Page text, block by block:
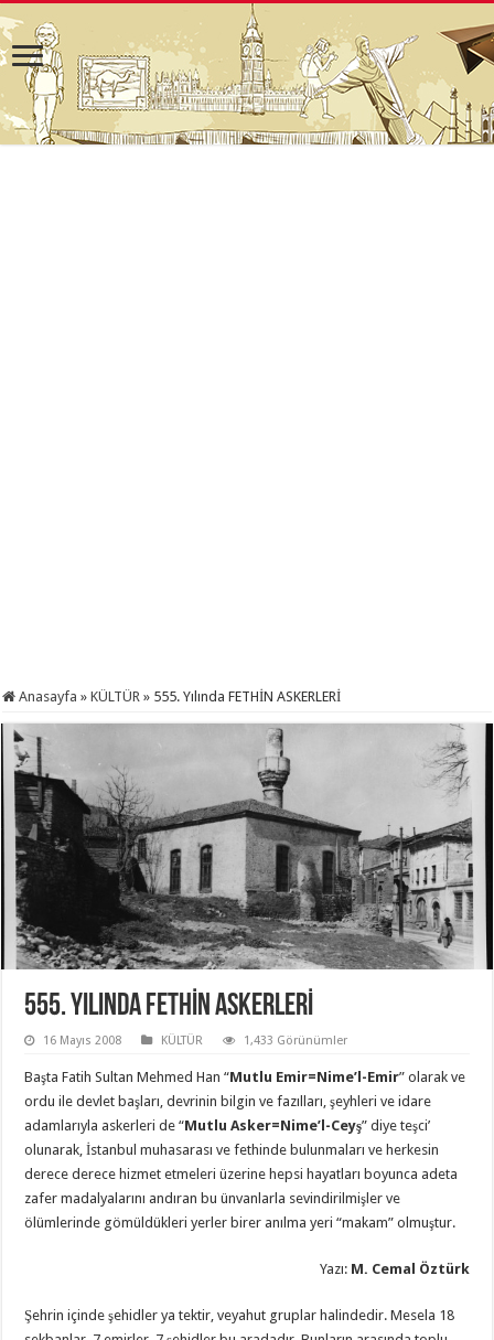
Anasayfa » KÜLTÜR » 555. Yılında FETHİN ASKERLERİ
555. Yılında FETHİN ASKERLERİ
16 Mayıs 2008 KÜLTÜR 1,433 Görünümler
Başta Fatih Sultan Mehmed Han “Mutlu Emir=Nime’l-Emir” olarak ve
ordu ile devlet başları, devrinin bilgin ve fazılları, şeyhleri ve idare
adamlarıyla askerleri de “Mutlu Asker=Nime’l-Ceyş” diye teşci’
olunarak, İstanbul muhasarası ve fethinde bulunmaları ve herkesin
derece derece hizmet etmeleri üzerine hepsi hayatları boyunca adeta
zafer madalyalarını andıran bu ünvanlarla sevindirilmişler ve
ölümlerinde gömüldükleri yerler birer anılma yeri “makam” olmuştur.
Yazı: M. Cemal Öztürk
Şehrin içinde şehidler ya tektir, veyahut gruplar halindedir. Mesela 18